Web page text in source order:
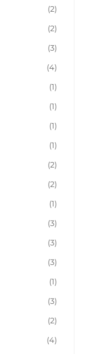
(2)
(2)
(3)
(4)
(1)
(1)
(1)
(1)
(2)
(2)
(1)
(3)
(3)
(3)
(1)
(3)
(2)
(4)